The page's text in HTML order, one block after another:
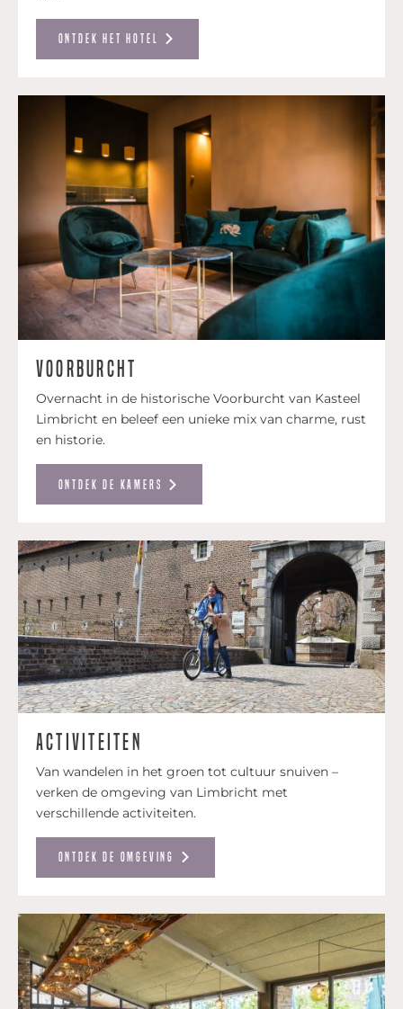
Ontdek het hotel
Voorburcht
Overnacht in de historische Voorburcht van Kasteel
Limbricht en beleef een unieke mix van charme, rust
en historie.
Ontdek de kamers
Activiteiten
Van wandelen in het groen tot cultuur snuiven –
verken de omgeving van Limbricht met
verschillende activiteiten.
ontdek de omgeving